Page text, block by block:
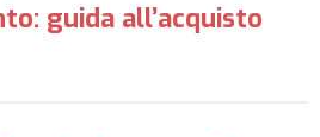
guida all’acquisto